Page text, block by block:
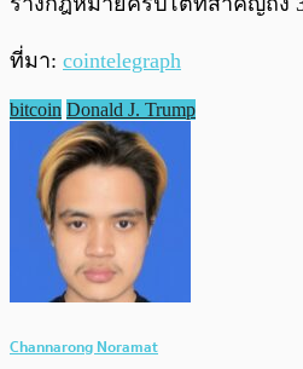
ที่มา: cointelegraph
bitcoin Donald J. Trump
Channarong Noramat